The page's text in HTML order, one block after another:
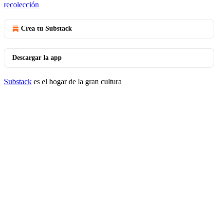
recolección
Crea tu Substack
Descargar la app
Substack es el hogar de la gran cultura